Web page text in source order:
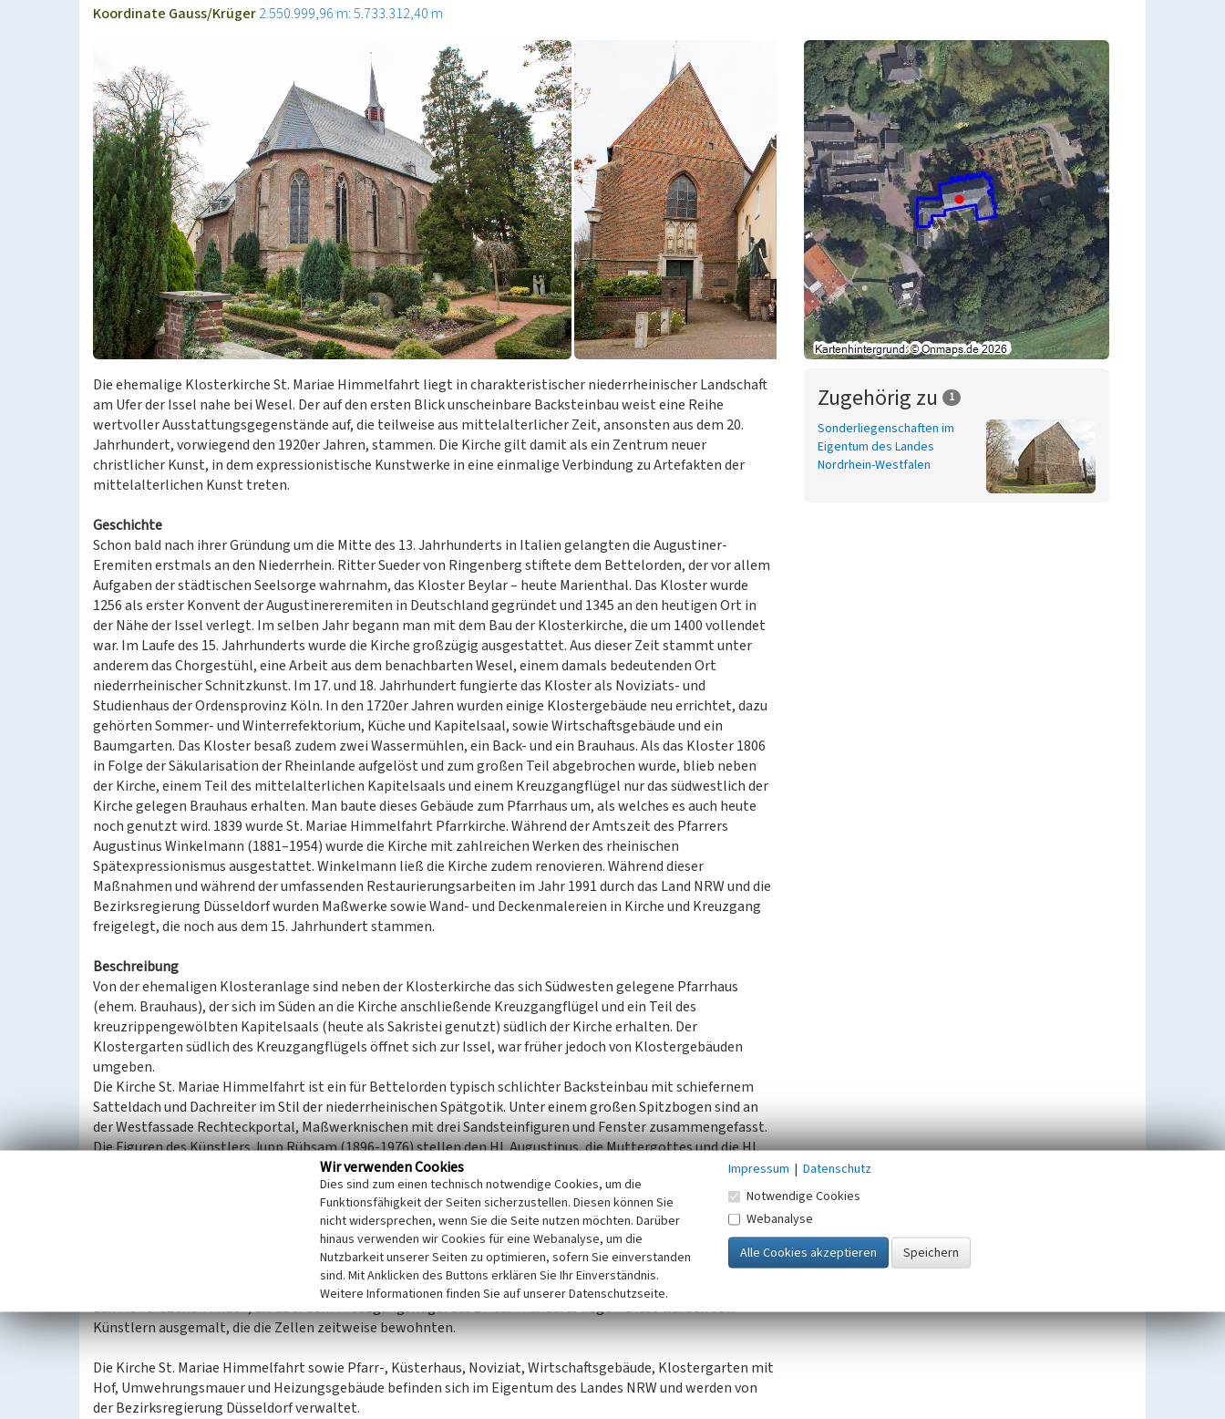
Koordinate Gauss/Krüger2.550.999,96 m: 5.733.312,40 m
Die ehemalige Klosterkirche St. Mariae Himmelfahrt liegt in charakteristischer niederrheinischer Landschaft
am Ufer der Issel nahe bei Wesel. Der auf den ersten Blick unscheinbare Backsteinbau weist eine Reihe
wertvoller Ausstattungsgegenstände auf, die teilweise aus mittelalterlicher Zeit, ansonsten aus dem 20.
Jahrhundert, vorwiegend den 1920er Jahren, stammen. Die Kirche gilt damit als ein Zentrum neuer
christlicher Kunst, in dem expressionistische Kunstwerke in eine einmalige Verbindung zu Artefakten der
mittelalterlichen Kunst treten.
Geschichte
Schon bald nach ihrer Gründung um die Mitte des 13. Jahrhunderts in Italien gelangten die Augustiner-
Eremiten erstmals an den Niederrhein. Ritter Sueder von Ringenberg stiftete dem Bettelorden, der vor allem
Aufgaben der städtischen Seelsorge wahrnahm, das Kloster Beylar – heute Marienthal. Das Kloster wurde
1256 als erster Konvent der Augustinereremiten in Deutschland gegründet und 1345 an den heutigen Ort in
der Nähe der Issel verlegt. Im selben Jahr begann man mit dem Bau der Klosterkirche, die um 1400 vollendet
war. Im Laufe des 15. Jahrhunderts wurde die Kirche großzügig ausgestattet. Aus dieser Zeit stammt unter
anderem das Chorgestühl, eine Arbeit aus dem benachbarten Wesel, einem damals bedeutenden Ort
niederrheinischer Schnitzkunst. Im 17. und 18. Jahrhundert fungierte das Kloster als Noviziats- und
Studienhaus der Ordensprovinz Köln. In den 1720er Jahren wurden einige Klostergebäude neu errichtet, dazu
gehörten Sommer- und Winterrefektorium, Küche und Kapitelsaal, sowie Wirtschaftsgebäude und ein
Baumgarten. Das Kloster besaß zudem zwei Wassermühlen, ein Back- und ein Brauhaus. Als das Kloster 1806
in Folge der Säkularisation der Rheinlande aufgelöst und zum großen Teil abgebrochen wurde, blieb neben
der Kirche, einem Teil des mittelalterlichen Kapitelsaals und einem Kreuzgangflügel nur das südwestlich der
Kirche gelegen Brauhaus erhalten. Man baute dieses Gebäude zum Pfarrhaus um, als welches es auch heute
noch genutzt wird. 1839 wurde St. Mariae Himmelfahrt Pfarrkirche. Während der Amtszeit des Pfarrers
Augustinus Winkelmann (1881–1954) wurde die Kirche mit zahlreichen Werken des rheinischen
Spätexpressionismus ausgestattet. Winkelmann ließ die Kirche zudem renovieren. Während dieser
Maßnahmen und während der umfassenden Restaurierungsarbeiten im Jahr 1991 durch das Land NRW und die
Bezirksregierung Düsseldorf wurden Maßwerke sowie Wand- und Deckenmalereien in Kirche und Kreuzgang
freigelegt, die noch aus dem 15. Jahrhundert stammen.
Beschreibung
Von der ehemaligen Klosteranlage sind neben der Klosterkirche das sich Südwesten gelegene Pfarrhaus
(ehem. Brauhaus), der sich im Süden an die Kirche anschließende Kreuzgangflügel und ein Teil des
kreuzrippengewölbten Kapitelsaals (heute als Sakristei genutzt) südlich der Kirche erhalten. Der
Klostergarten südlich des Kreuzgangflügels öffnet sich zur Issel, war früher jedoch von Klostergebäuden
umgeben.
Die Kirche St. Mariae Himmelfahrt ist ein für Bettelorden typisch schlichter Backsteinbau mit schiefernem
Satteldach und Dachreiter im Stil der niederrheinischen Spätgotik. Unter einem großen Spitzbogen sind an
der Westfassade Rechteckportal, Maßwerknischen mit drei Sandsteinfiguren und Fenster zusammengefasst.
Die Figuren des Künstlers Jupp Rübsam (1896-1976) stellen den Hl. Augustinus, die Muttergottes und die Hl.
Monika dar. Das Innere der Kirche ist ein einschiffiger kreuzrippengewölbter Saal mit vier Jochen. Der Raum
wird über einem hohen Sockel von spitzbogigen Fenstern belichtet. Die Gewölberippen sind in Wanddienste
abgeleitet. Ein interessantes Detail stellt dabei die Konsolfigur eines Mönchs mit Rosenkranz dar. Es handelt
sich dabei wahrscheinlich um einen Augustiner, der am Bau der Kirche maßgeblich beteiligt war. Die
Kirchenausstattung umfasst sowohl mittelalterliche als auch expressionistische Kunstwerke, zu letzteren
zählen unter anderem Fenster, Hochaltar, Tabernakel, Taufstein und Predigtpult. Auch der Friedhof zeigt
zahlreiche Beispiele moderner Grabmalskunst. Expressionistische Kunstwerke lassen sich darüber hinaus in
den Mönchszellen finden, die über dem Kreuzgangsflügel des 17. Jahrhunderts liegen. Diese wurden von
Künstlern ausgemalt, die die Zellen zeitweise bewohnten.
Die Kirche St. Mariae Himmelfahrt sowie Pfarr-, Küsterhaus, Noviziat, Wirtschaftsgebäude, Klostergarten mit
Hof, Umwehrungsmauer und Heizungsgebäude befinden sich im Eigentum des Landes NRW und werden von
der Bezirksregierung Düsseldorf verwaltet.
Zugehörig zu 1
Sonderliegenschaften im
Eigentum des Landes
Nordrhein-Westfalen
Wir verwenden Cookies
Dies sind zum einen technisch notwendige Cookies, um die
Funktionsfähigkeit der Seiten sicherzustellen. Diesen können Sie
nicht widersprechen, wenn Sie die Seite nutzen möchten. Darüber
hinaus verwenden wir Cookies für eine Webanalyse, um die
Nutzbarkeit unserer Seiten zu optimieren, sofern Sie einverstanden
sind. Mit Anklicken des Buttons erklären Sie Ihr Einverständnis.
Weitere Informationen finden Sie auf unserer Datenschutzseite.
Impressum | Datenschutz
Notwendige Cookies
Webanalyse